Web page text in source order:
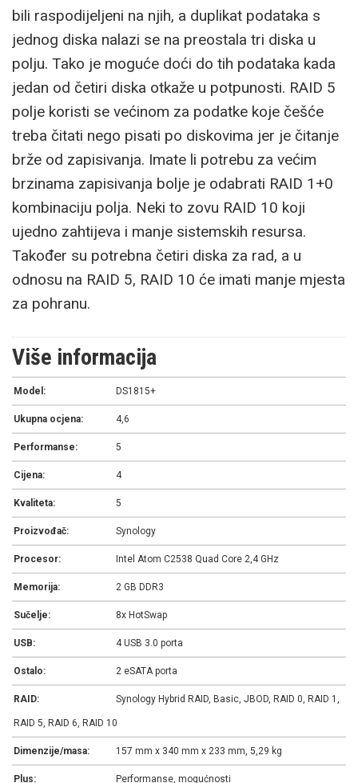
bili raspodijeljeni na njih, a duplikat podataka s
jednog diska nalazi se na preostala tri diska u
polju. Tako je moguće doći do tih podataka kada
jedan od četiri diska otkaže u potpunosti. RAID 5
polje koristi se većinom za podatke koje češće
treba čitati nego pisati po diskovima jer je čitanje
brže od zapisivanja. Imate li potrebu za većim
brzinama zapisivanja bolje je odabrati RAID 1+0
kombinaciju polja. Neki to zovu RAID 10 koji
ujedno zahtijeva i manje sistemskih resursa.
Također su potrebna četiri diska za rad, a u
odnosu na RAID 5, RAID 10 će imati manje mjesta
za pohranu.
Više informacija
Model: DS1815+
Ukupna ocjena: 4,6
Performanse: 5
Cijena: 4
Kvaliteta: 5
Proizvođač: Synology
Procesor: Intel Atom C2538 Quad Core 2,4 GHz
Memorija: 2 GB DDR3
Sučelje: 8x HotSwap
USB: 4 USB 3.0 porta
Ostalo: 2 eSATA porta
RAID: Synology Hybrid RAID, Basic, JBOD, RAID 0, RAID 1,
RAID 5, RAID 6, RAID 10
Dimenzije/masa: 157 mm x 340 mm x 233 mm, 5,29 kg
Plus: Performanse, mogućnosti